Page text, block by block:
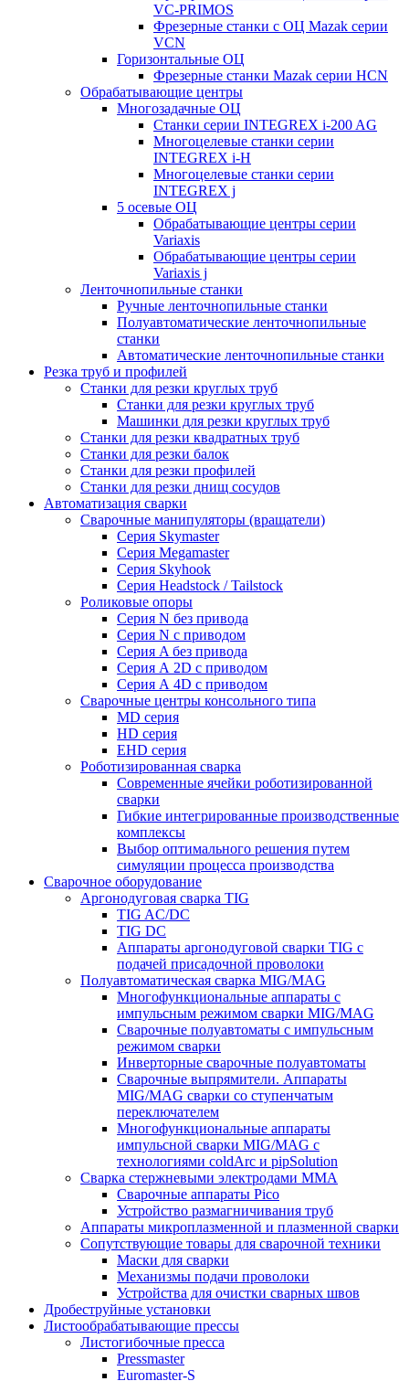
VC-PRIMOS
Фрезерные станки с ОЦ Mazak серии
VCN
Горизонтальные ОЦ
Фрезерные станки Mazak серии HCN
Обрабатывающие центры
Многозадачные ОЦ
Cтанки серии INTEGREX i-200 AG
Многоцелевые станки серии
INTEGREX i-H
Многоцелевые станки серии
INTEGREX j
5 осевые ОЦ
Обрабатывающие центры серии
Variaxis
Обрабатывающие центры серии
Variaxis j
Ленточнопильные станки
Ручные ленточнопильные станки
Полуавтоматические ленточнопильные
станки
Автоматические ленточнопильные станки
Резка труб и профилей
Станки для резки круглых труб
Станки для резки круглых труб
Машинки для резки круглых труб
Станки для резки квадратных труб
Станки для резки балок
Станки для резки профилей
Станки для резки днищ сосудов
Автоматизация сварки
Сварочные манипуляторы (вращатели)
Серия Skymaster
Серия Megamaster
Серия Skyhook
Серия Headstock / Tailstock
Роликовые опоры
Серия N без привода
Серия N с приводом
Серия A без привода
Серия А 2D с приводом
Серия А 4D с приводом
Сварочные центры консольного типа
MD серия
HD серия
EHD серия
Роботизированная сварка
Современные ячейки роботизированной
сварки
Гибкие интегрированные производственные
комплексы
Выбор оптимального решения путем
симуляции процесса производства
Сварочное оборудование
Аргонодуговая сварка TIG
TIG AC/DC
TIG DC
Аппараты аргонодуговой сварки TIG с
подачей присадочной проволоки
Полуавтоматическая сварка MIG/MAG
Многофункциональные аппараты с
импульсным режимом сварки MIG/MAG
Сварочные полуавтоматы с импульсным
режимом сварки
Инверторные сварочные полуавтоматы
Сварочные выпрямители. Аппараты
MIG/MAG сварки со ступенчатым
переключателем
Многофункциональные аппараты
импульсной сварки MIG/MAG с
технологиями coldArc и pipSolution
Сварка стержневыми электродами MMA
Сварочные аппараты Pico
Устройство размагничивания труб
Аппараты микроплазменной и плазменной сварки
Сопутствующие товары для сварочной техники
Маски для сварки
Механизмы подачи проволоки
Устройства для очистки сварных швов
Дробеструйные установки
Листообрабатывающие прессы
Листогибочные пресса
Pressmaster
Euromaster-S